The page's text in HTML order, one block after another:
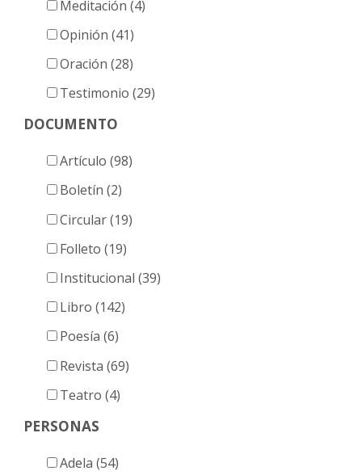
Meditación (4)
Opinión (41)
Oración (28)
Testimonio (29)
DOCUMENTO
Artículo (98)
Boletín (2)
Circular (19)
Folleto (19)
Institucional (39)
Libro (142)
Poesía (6)
Revista (69)
Teatro (4)
PERSONAS
Adela (54)